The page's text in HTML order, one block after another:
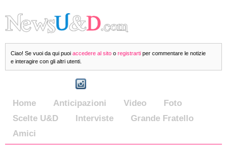
Ciao! Se vuoi da qui puoi accedere al sito o registrarti per commentare le notizie
e interagire con gli altri utenti.
Home Anticipazioni Video
Foto
Scelte U&D
Interviste
Grande Fratello
Amici